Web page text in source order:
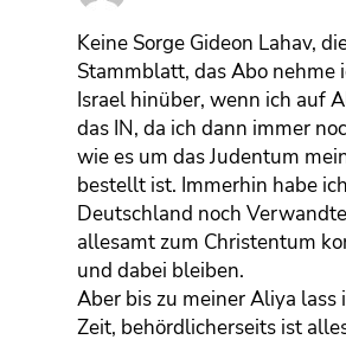
Keine Sorge Gideon Lahav,
Stammblatt, das Abo nehme
Israel hinüber, wenn ich auf
das IN, da ich dann immer
wie es um das Judentum
bestellt ist. Immerhin habe
Deutschland noch
allesamt zum Christentum
und dabei bleiben.
Aber bis zu meiner Aliya lass
Zeit, behördlicherseits ist